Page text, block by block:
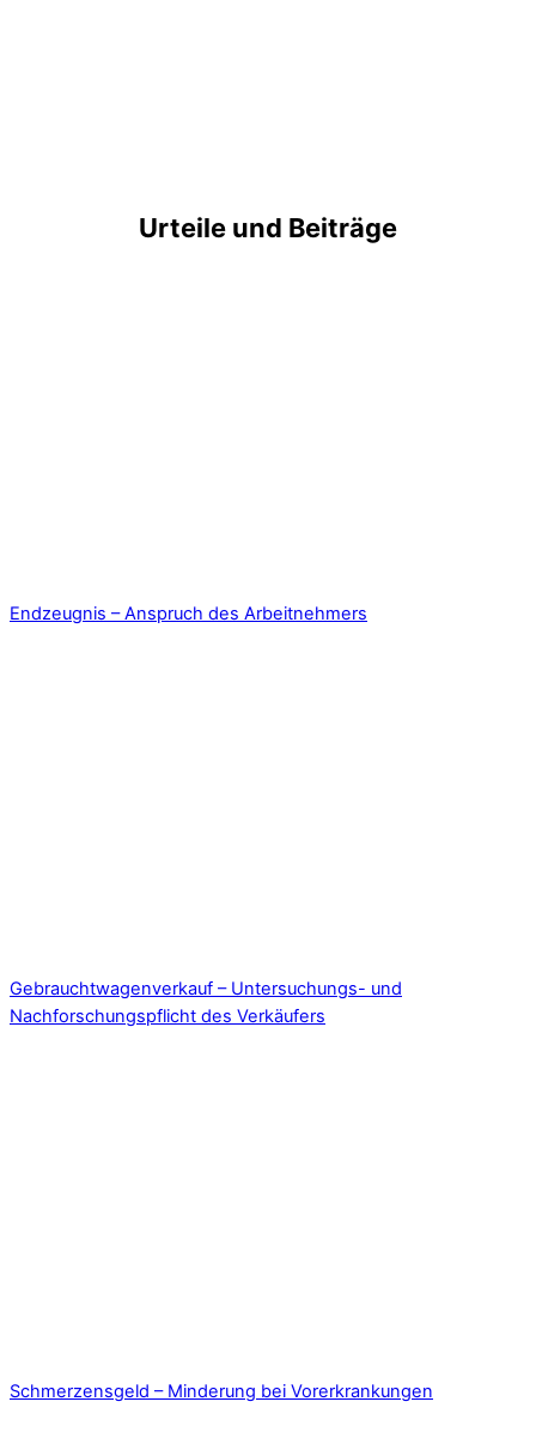
Urteile und Beiträge
Endzeugnis – Anspruch des Arbeitnehmers
Gebrauchtwagenverkauf – Untersuchungs- und
Nachforschungspflicht des Verkäufers
Schmerzensgeld – Minderung bei Vorerkrankungen